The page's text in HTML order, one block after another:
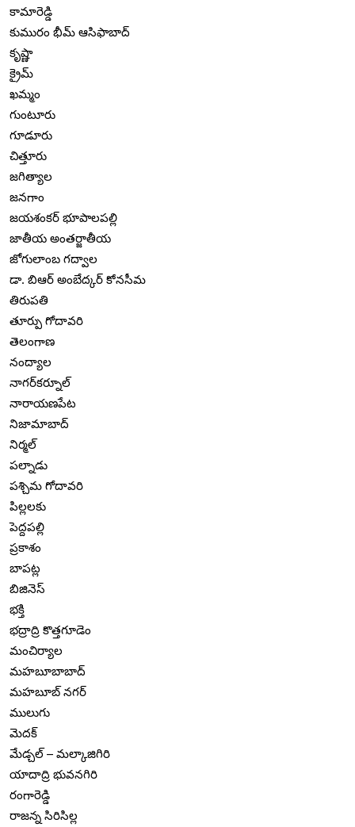
కామారెడ్డి
కుమురం భీమ్ ఆసిఫాబాద్
కృష్ణా
క్రైమ్
ఖమ్మం
గుంటూరు
గూడూరు
చిత్తూరు
జగిత్యాల
జనగాం
జయశంకర్ భూపాలపల్లి
జాతీయ అంతర్జాతీయ
జోగులాంబ గద్వాల
డా. బిఆర్ అంబేద్కర్ కోనసీమ
తిరుపతి
తూర్పు గోదావరి
తెలంగాణ
నంద్యాల
నాగర్‌కర్నూల్
నారాయణపేట
నిజామాబాద్
నిర్మల్
పల్నాడు
పశ్చిమ గోదావరి
పిల్లలకు
పెద్దపల్లి
ప్రకాశం
బాపట్ల
బిజినెస్
భక్తి
భద్రాద్రి కొత్తగూడెం
మంచిర్యాల
మహబూబాబాద్
మహబూబ్ నగర్
ములుగు
మెదక్
మేడ్చల్ – మల్కాజిగిరి
యాదాద్రి భువనగిరి
రంగారెడ్డి
రాజన్న సిరిసిల్ల